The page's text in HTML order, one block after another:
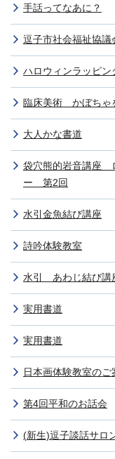
手話ってなあに？
逗子市社会福祉協議
ハロウィンラッピン
臨床美術 かぼちゃ
大人かな書道
袋穴熊的岩音講座
ー 第2回
水引金魚結び講座
詩吟体験教室
水引 あわじ結び講
実用書道
実用書道
日本画体験教室のご
第4回平和のお話会
(新生)逗子談話サロ